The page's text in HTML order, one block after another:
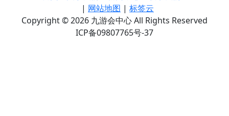
| 网站地图 | 标签云
Copyright © 2026 九游会中心 All Rights Reserved
ICP备09807765号-37